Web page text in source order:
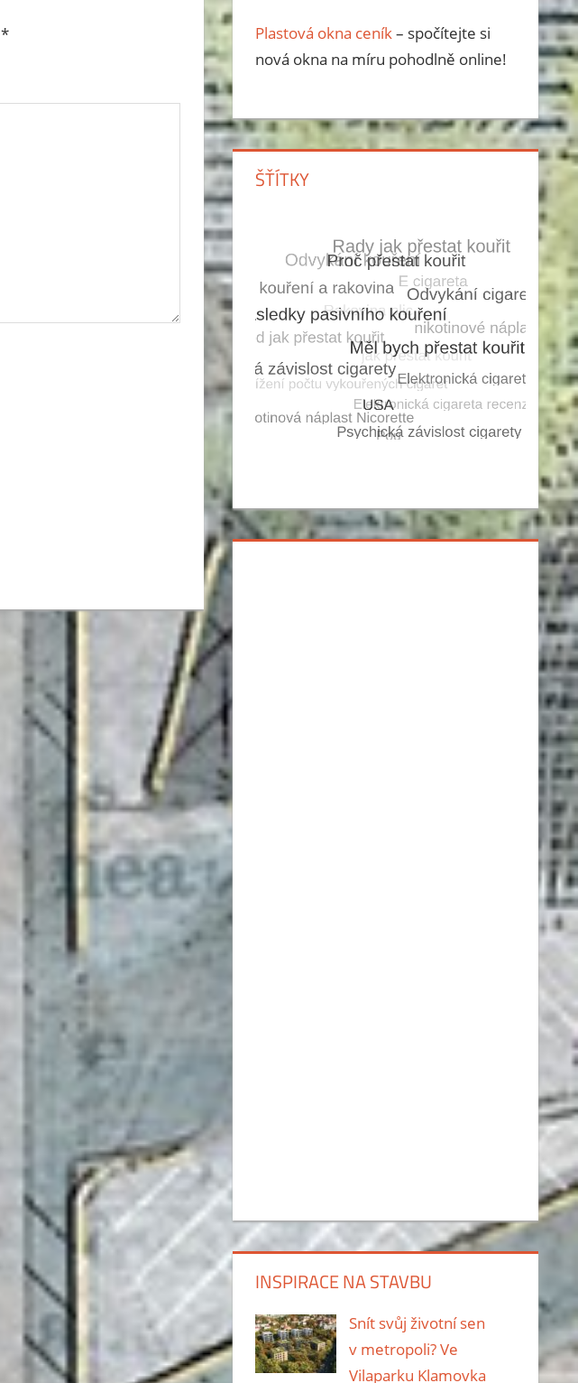
* Plastová okna ceník– spočítejte si
nová okna na míru pohodlně online!
ŠŤÍTKY
INSPIRACE NA STAVBU
Snít svůj životní sen
v metropoli? Ve
Vilaparku Klamovka